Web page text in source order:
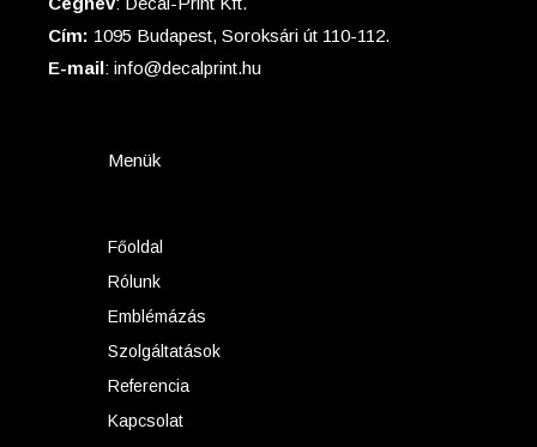
Cím: 1095 Budapest, Soroksári út 110-112.
E-mail: info@decalprint.hu
Menük
Főoldal
Rólunk
Emblémázás
Szolgáltatások
Referencia
Kapcsolat